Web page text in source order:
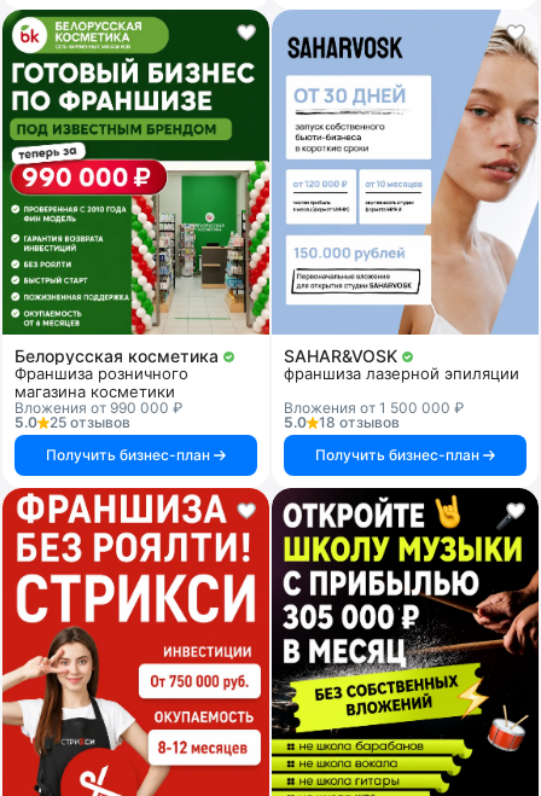
Белорусская косметика
Франшиза розничного
магазина косметики
Вложения от 990 000 ₽
5.0
25 отзывов
Получить бизнес-план
SAHAR&VOSK
франшиза лазерной эпиляции
Вложения от 1 500 000 ₽
5.0
18 отзывов
Получить бизнес-план